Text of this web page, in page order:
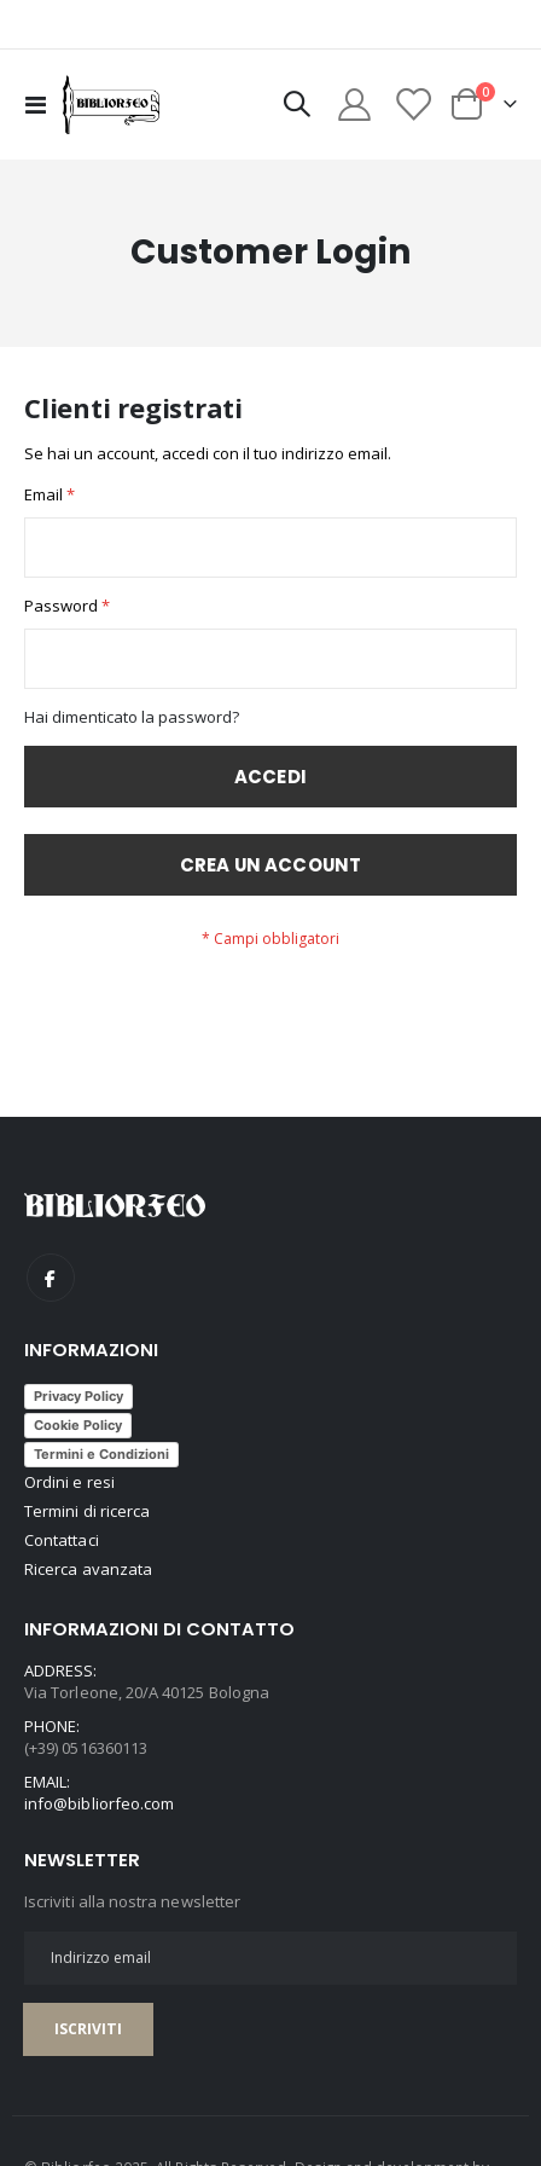
Toggle
Nav
Cart
0elementi
Customer Login
Clienti registrati
Se hai un account, accedi con il tuo indirizzo email.
Email
Password
Hai dimenticato la password?
ACCEDI
CREA UN ACCOUNT
INFORMAZIONI
Privacy Policy
Cookie Policy
Termini e Condizioni
Ordini e resi
Termini di ricerca
Contattaci
Ricerca avanzata
INFORMAZIONI DI CONTATTO
ADDRESS:
Via Torleone, 20/A 40125 Bologna
PHONE:
(+39) 0516360113
EMAIL:
info@bibliorfeo.com
NEWSLETTER
Iscriviti alla nostra newsletter
ISCRIVITI